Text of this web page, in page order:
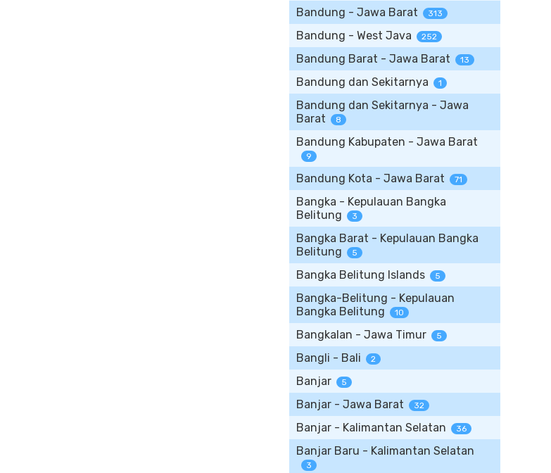
Bandung - Jawa Barat 313
Bandung - West Java 252
Bandung Barat - Jawa Barat 13
Bandung dan Sekitarnya 1
Bandung dan Sekitarnya - Jawa
Barat
8
Bandung Kabupaten - Jawa Barat
9
Bandung Kota - Jawa Barat 71
Bangka - Kepulauan Bangka
Belitung
3
Bangka Barat - Kepulauan Bangka
Belitung
5
Bangka Belitung Islands 5
Bangka-Belitung - Kepulauan
Bangka Belitung
10
Bangkalan - Jawa Timur 5
Bangli - Bali 2
Banjar 5
Banjar - Jawa Barat 32
Banjar - Kalimantan Selatan 36
Banjar Baru - Kalimantan Selatan
3